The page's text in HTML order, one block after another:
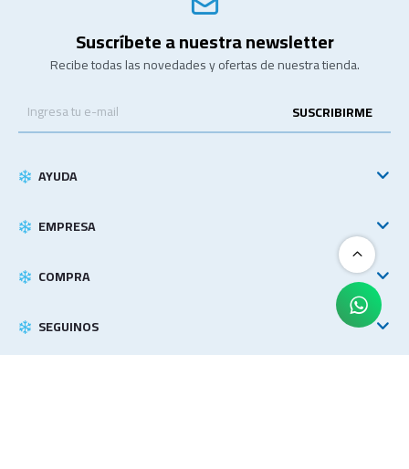
Suscríbete a nuestra newsletter
Recibe todas las novedades y ofertas de nuestra tienda.
SUSCRIBIRME
AYUDA
EMPRESA
COMPRA
SEGUINOS